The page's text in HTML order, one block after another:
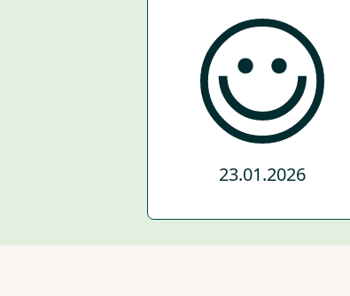
23.01.2026